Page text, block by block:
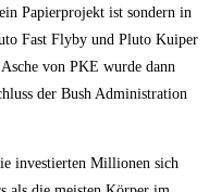
Papierprojekt ist sondern in
Fast Flyby und Pluto Kuiper
von PKE wurde dann
der Bush Administration
investierten Millionen sich